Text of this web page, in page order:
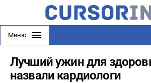
Меню
Лучший ужин для
назвали кардиологи